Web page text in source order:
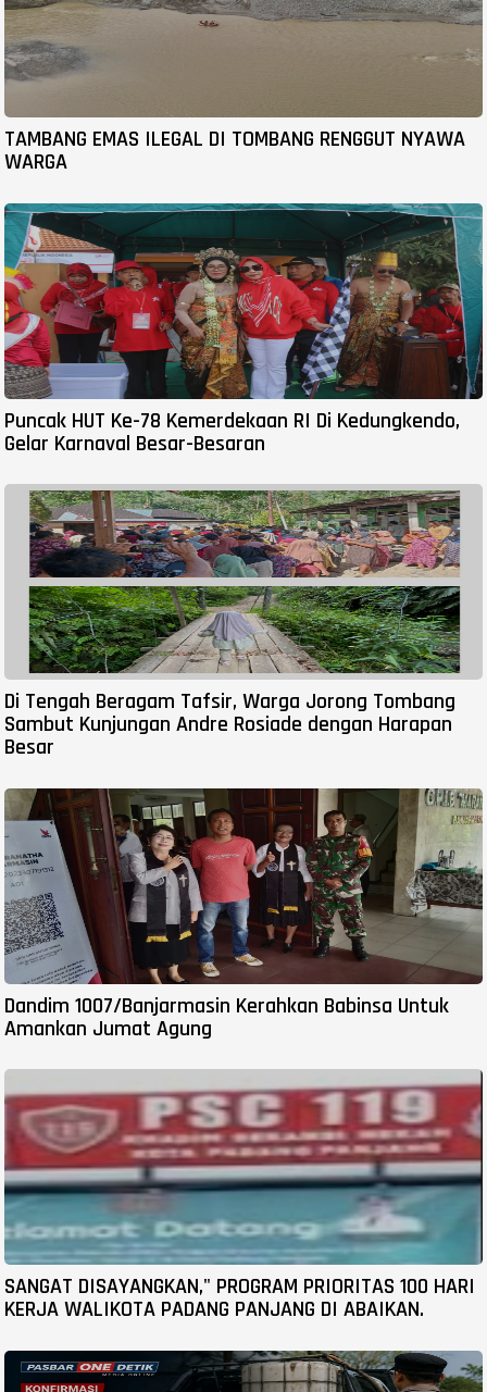
TAMBANG EMAS ILEGAL DI TOMBANG RENGGUT NYAWA
WARGA
Puncak HUT Ke-78 Kemerdekaan RI Di Kedungkendo,
Gelar Karnaval Besar-Besaran
Di Tengah Beragam Tafsir, Warga Jorong Tombang
Sambut Kunjungan Andre Rosiade dengan Harapan
Besar
Dandim 1007/Banjarmasin Kerahkan Babinsa Untuk
Amankan Jumat Agung
SANGAT DISAYANGKAN," PROGRAM PRIORITAS 100 HARI
KERJA WALIKOTA PADANG PANJANG DI ABAIKAN.